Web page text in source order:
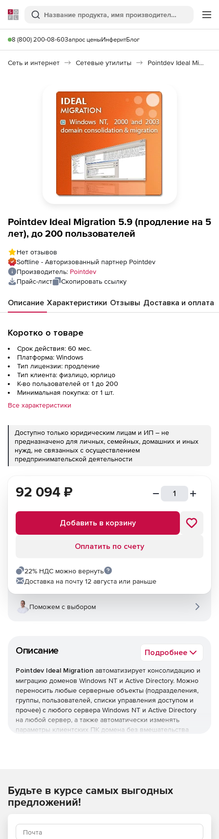
Softline
Поиск
8 (800) 200-08-60Запрос ценыИнферитБлог
Сеть и интернет Сетевые утилиты Pointdev Ideal Migration
Pointdev Ideal Migration 5.9 (продление на 5
лет), до 200 пользователей
Нет отзывов
Softline - Авторизованный партнер Pointdev
Производитель: Pointdev
Прайс-лист
Скопировать ссылку
Описание Характеристики Отзывы Доставка и оплата
Коротко о товаре
Срок действия: 60 мес.
Платформа: Windows
Тип лицензии: продление
Тип клиента: физлицо, юрлицо
К-во пользователей от 1 до 200
Минимальная покупка: от 1 шт.
Все характеристики
Доступно только юридическим лицам и ИП – не
предназначено для личных, семейных, домашних и иных
нужд, не связанных с осуществлением
предпринимательской деятельности
Описание Подробнее
Pointdev Ideal Migration автоматизирует консолидацию и
миграцию доменов Windows NT и Active Directory. Можно
переносить любые серверные объекты (подразделения,
группы, пользователей, списки управления доступом и
прочее) с любого сервера Windows NT и Active Directory
на любой сервер, а также автоматически изменять
параметры клиентских ПК домена без вмешательства
Полнофункциональная миграция доменов Windows NT
и Active Directory.
92 094 ₽
Добавить в корзину
Оплатить по счету
22% НДС можно вернуть
Доставка на почту 12 августа или раньше
Поможем с выбором
Будьте в курсе самых выгодных
предложений!